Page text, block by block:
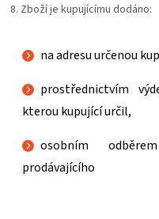
8. Zboží je kupujícímu dodáno:
na adresu určenou
prostřednictvím
kterou kupující určil,
osobním
prodávajícího